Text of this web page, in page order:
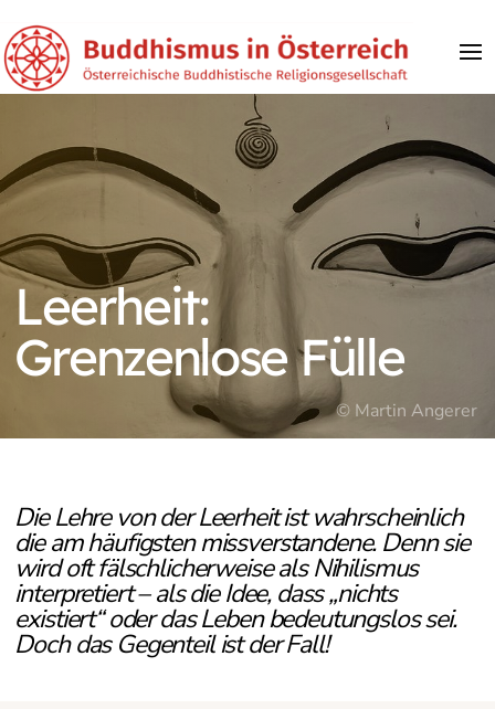
Leerheit:
Grenzenlose Fülle
© Martin Angerer
Die Lehre von der Leerheit ist wahrscheinlich
die am häufigsten missverstandene. Denn sie
wird oft fälschlicherweise als Nihilismus
interpretiert – als die Idee, dass „nichts
existiert“ oder das Leben bedeutungslos sei.
Doch das Gegenteil ist der Fall!